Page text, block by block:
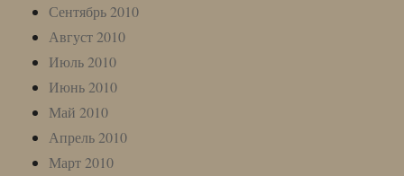
Сентябрь 2010
Август 2010
Июль 2010
Июнь 2010
Май 2010
Апрель 2010
Март 2010